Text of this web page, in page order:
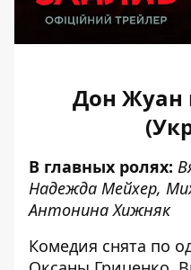
Дон Жуан
В главных ролях:
Надежда Мейхер,
Антонина Хижняк
Комедия снята по